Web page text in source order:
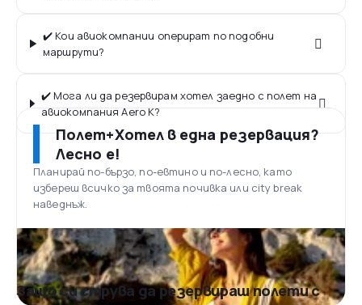
✔️ Кои авиокомпании оперират по подобни
маршрути?
✔️ Мога ли да резервирам хотел заедно с полет на
авиокомпания Aero K?
Полет+Хотел в една резервация?
Лесно е!
Планирай по-бързо, по-евтино и по-лесно, като
избереш всичко за твоята почивка или city break
наведнъж.
Защо си струва да резервираш полети с